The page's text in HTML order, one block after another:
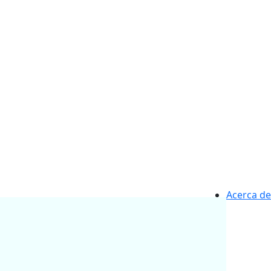
Acerca de